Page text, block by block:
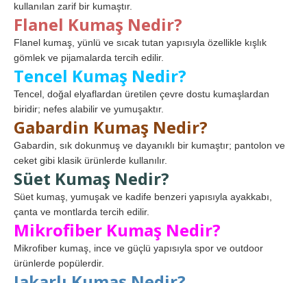
kullanılan zarif bir kumaştır.
Flanel Kumaş Nedir?
Flanel kumaş, yünlü ve sıcak tutan yapısıyla özellikle kışlık
gömlek ve pijamalarda tercih edilir.
Tencel Kumaş Nedir?
Tencel, doğal elyaflardan üretilen çevre dostu kumaşlardan
biridir; nefes alabilir ve yumuşaktır.
Gabardin Kumaş Nedir?
Gabardin, sık dokunmuş ve dayanıklı bir kumaştır; pantolon ve
ceket gibi klasik ürünlerde kullanılır.
Süet Kumaş Nedir?
Süet kumaş, yumuşak ve kadife benzeri yapısıyla ayakkabı,
çanta ve montlarda tercih edilir.
Mikrofiber Kumaş Nedir?
Mikrofiber kumaş, ince ve güçlü yapısıyla spor ve outdoor
ürünlerde popülerdir.